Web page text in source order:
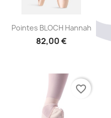
Aperçu rapide
Pointes BLOCH Hannah
82,00 €
favorite_border